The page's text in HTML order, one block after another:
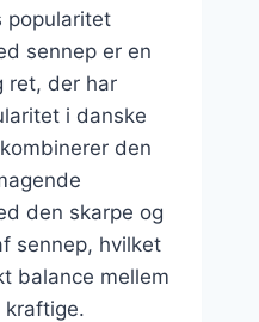
popularitet
sennep er en
ret, der har
i danske
den
den skarpe og
sennep, hvilket
balance mellem